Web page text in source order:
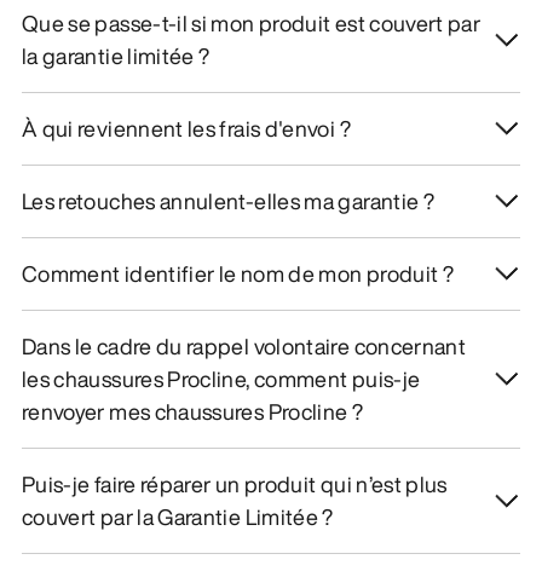
Que se passe-t-il si mon produit est couvert par
la garantie limitée ?
À qui reviennent les frais d'envoi ?
Les retouches annulent-elles ma garantie ?
Comment identifier le nom de mon produit ?
Dans le cadre du rappel volontaire concernant
les chaussures Procline, comment puis-je
renvoyer mes chaussures Procline ?
Puis-je faire réparer un produit qui n’est plus
couvert par la Garantie Limitée ?